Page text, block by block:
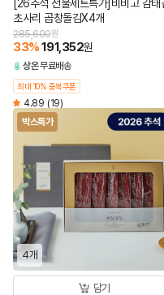
[26추석 선물세트특가]비비고 감태
초사리 곱창돌김X4개
285,600원
33%191,352원
상온무료배송
최대 10% 중복쿠폰
4.89 (19)
박스특가
4개
담기